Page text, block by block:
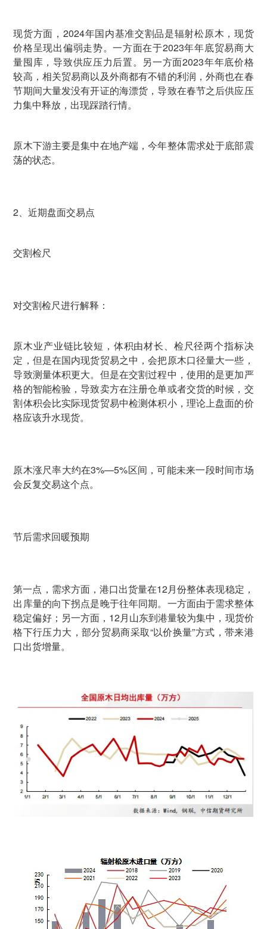
现货方面，2024年国内基准交割品是辐射松原木，现货
价格呈现出偏弱走势。一方面在于2023年年底贸易商大
量囤库，导致供应压力后置。另一方面2023年年底价格
较高，相关贸易商以及外商都有不错的利润，外商也在春
节期间大量发没有开证的海漂货，导致在春节之后供应压
力集中释放，出现踩踏行情。
原木下游主要是集中在地产端，今年整体需求处于底部震
荡的状态。
2、近期盘面交易点
交割检尺
对交割检尺进行解释：
原木业产业链比较短，体积由材长、检尺径两个指标决
定，但是在国内现货贸易之中，会把原木口径量大一些，
导致测量体积更大。但是在交割过程中，使用的是更加严
格的智能检验，导致卖方在注册仓单或者交货的时候，交
割体积会比实际现货贸易中检测体积小，理论上盘面的价
格应该升水现货。
原木涨尺率大约在3%—5%区间，可能未来一段时间市场
会反复交易这个点。
节后需求回暖预期
第一点，需求方面，港口出货量在12月份整体表现稳定，
出库量的向下拐点是晚于往年同期。一方面由于需求整体
稳定偏好；另一方面，12月山东到港量较为集中，现货价
格下行压力大，部分贸易商采取“以价换量”方式，带来港
口出货增量。